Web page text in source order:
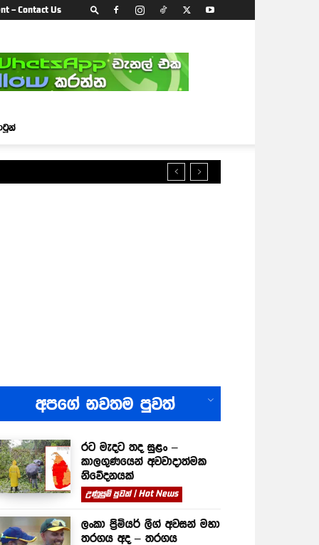
– Contact Us
අපගේ නවතම පුවත්
රට මැදට තද සුළං –
කාලගුණයෙන් අවවාදාත්මක
නිවේදනයක්
උණුසුම් පුවත් | Hot News
ලංකා ප්‍රිමියර් ලීග් අවසන් මහා
තරගය අද – තරගය